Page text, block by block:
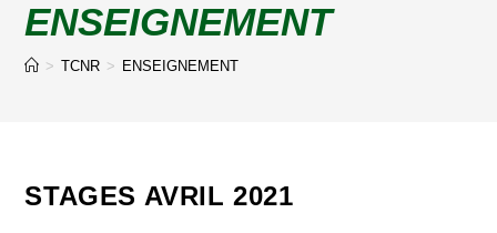
ENSEIGNEMENT
> TCNR > ENSEIGNEMENT
STAGES AVRIL 2021